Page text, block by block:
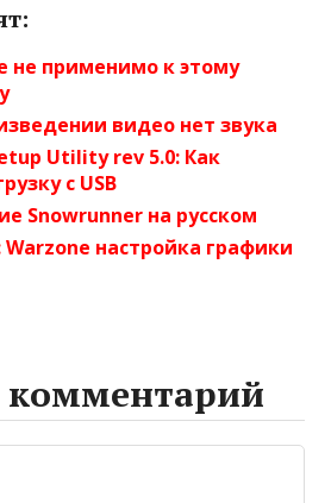
не применимо к этому
видео нет звука
Utility rev 5.0: Как
с USB
Snowrunner на русском
настройка графики
комментарий